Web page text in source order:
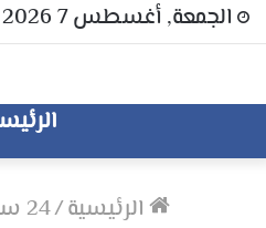
الجمعة, أغسطس 7 2026
الرئيسية/24 ساعة